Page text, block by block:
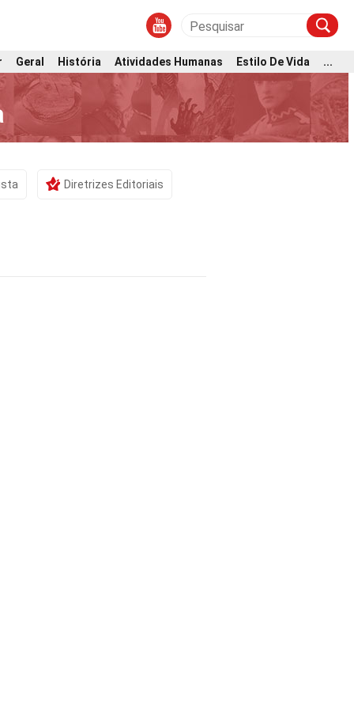
Geral História Atividades Humanas Estilo De Vida ...
Diretrizes Editoriais